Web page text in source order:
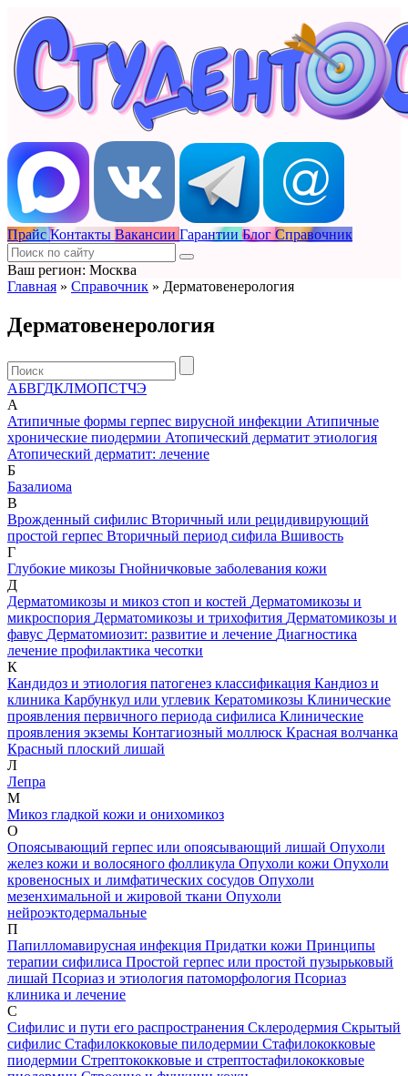
Прайс Контакты Вакансии Гарантии Блог Справочник
Ваш регион: Москва
Главная » Справочник » Дерматовенерология
Дерматовенерология
АБВГДКЛМОПСТЧЭ
А
Атипичные формы герпес вирусной инфекции Атипичные
хронические пиодермии Атопический дерматит этиология
Атопический дерматит: лечение
Б
Базалиома
В
Врожденный сифилис Вторичный или рецидивирующий
простой герпес Вторичный период сифила Вшивость
Г
Глубокие микозы Гнойничковые заболевания кожи
Д
Дерматомикозы и микоз стоп и костей Дерматомикозы и
микроспория Дерматомикозы и трихофития Дерматомикозы и
фавус Дерматомиозит: развитие и лечение Диагностика
лечение профилактика чесотки
К
Кандидоз и этиология патогенез классификация Кандиоз и
клиника Карбункул или углевик Кератомикозы Клинические
проявления первичного периода сифилиса Клинические
проявления экземы Контагиозный моллюск Красная волчанка
Красный плоский лишай
Л
Лепра
М
Микоз гладкой кожи и онихомикоз
О
Опоясывающий герпес или опоясывающий лишай Опухоли
желез кожи и волосяного фолликула Опухоли кожи Опухоли
кровеносных и лимфатических сосудов Опухоли
мезенхимальной и жировой ткани Опухоли
нейроэктодермальные
П
Папилломавирусная инфекция Придатки кожи Принципы
терапии сифилиса Простой герпес или простой пузырьковый
лишай Псориаз и этиология патоморфология Псориаз
клиника и лечение
С
Сифилис и пути его распространения Склеродермия Скрытый
сифилис Стафилоккоковые пилодермии Стафилококковые
пиодермии Стрептококковые и стрептостафилококковые